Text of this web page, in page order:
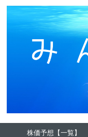
株価予想【一覧】